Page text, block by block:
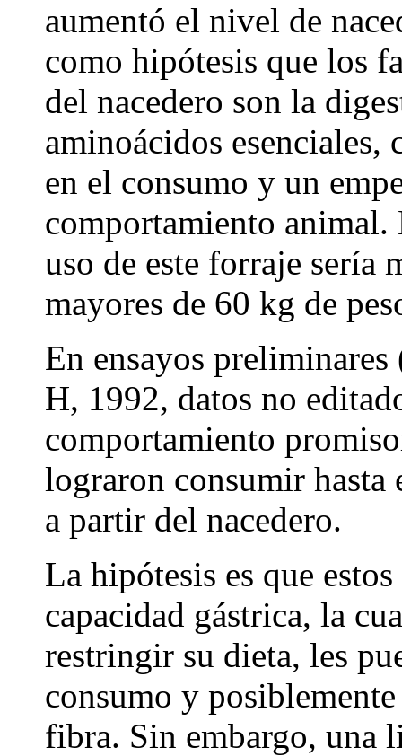
aumentó el nivel de
como hipótesis que los
del nacedero son la
aminoácidos
en el consumo y un
comportamiento animal.
uso de este forraje sería
mayores de 60 kg de
En ensayos
H, 1992, datos no
comportamiento
lograron consumir hasta
a partir del nacedero.
La hipótesis es que
capacidad gástrica, la
restringir su dieta, les
consumo y
fibra. Sin embargo, una